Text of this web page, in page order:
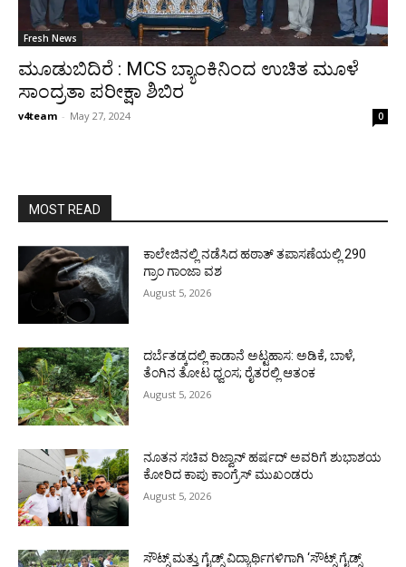
Fresh News
ಮೂಡುಬಿದಿರೆ : MCS ಬ್ಯಾಂಕಿನಿಂದ ಉಚಿತ ಮೂಳೆ
ಸಾಂದ್ರತಾ ಪರೀಕ್ಷಾ ಶಿಬಿರ
v4team - May 27, 2024 0
MOST READ
ಕಾಲೇಜಿನಲ್ಲಿ ನಡೆಸಿದ ಹಠಾತ್ ತಪಾಸಣೆಯಲ್ಲಿ 290
ಗ್ರಾಂ ಗಾಂಜಾ ವಶ
August 5, 2026
ದರ್ಬೆತಡ್ಕದಲ್ಲಿ ಕಾಡಾನೆ ಅಟ್ಟಹಾಸ: ಅಡಿಕೆ, ಬಾಳೆ,
ತೆಂಗಿನ ತೋಟ ಧ್ವಂಸ; ರೈತರಲ್ಲಿ ಆತಂಕ
August 5, 2026
ನೂತನ ಸಚಿವ ರಿಜ್ವಾನ್ ಹರ್ಷದ್ ಅವರಿಗೆ ಶುಭಾಶಯ
ಕೋರಿದ ಕಾಪು ಕಾಂಗ್ರೆಸ್ ಮುಖಂಡರು
August 5, 2026
ಸೌಟ್ಸ್ ಮತ್ತು ಗೈಡ್ಸ್ ವಿದ್ಯಾರ್ಥಿಗಳಿಗಾಗಿ ‘ಸೌಟ್ಸ್ ಗೈಡ್ಸ್